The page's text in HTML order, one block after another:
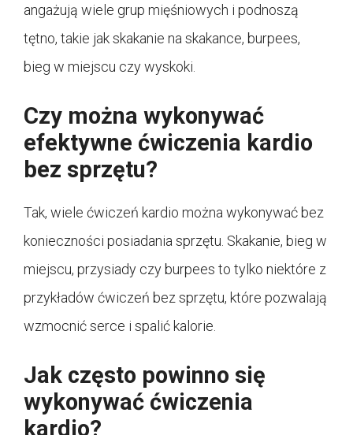
angażują wiele grup mięśniowych i podnoszą
tętno, takie jak skakanie na skakance, burpees,
bieg w miejscu czy wyskoki.
Czy można wykonywać
efektywne ćwiczenia kardio
bez sprzętu?
Tak, wiele ćwiczeń kardio można wykonywać bez
konieczności posiadania sprzętu. Skakanie, bieg w
miejscu, przysiady czy burpees to tylko niektóre z
przykładów ćwiczeń bez sprzętu, które pozwalają
wzmocnić serce i spalić kalorie.
Jak często powinno się
wykonywać ćwiczenia
kardio?